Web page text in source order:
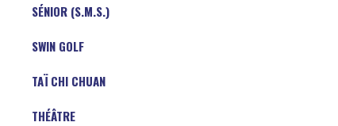
SÉNIOR (S.M.S.)
SWIN GOLF
TAÏ CHI CHUAN
THÉÂTRE